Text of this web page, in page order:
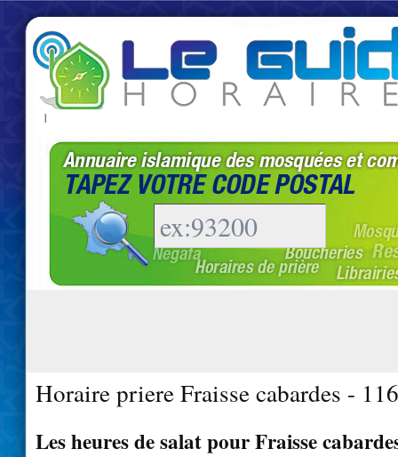
|
Horaire priere Fraisse cabardes -
Les heures de salat pour Fraisse